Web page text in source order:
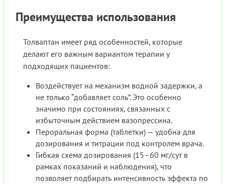
Преимущества использования
Толваптан имеет ряд особенностей, которые
делают его важным вариантом терапии у
подходящих пациентов:
Воздействует на механизм водной задержки, а
не только “добавляет соль”. Это особенно
значимо при состояниях, связанных с
избыточным действием вазопрессина.
Пероральная форма (таблетки) — удобна для
дозирования и титрации под контролем врача.
Гибкая схема дозирования (15–60 мг/сут в
рамках показаний и наблюдения), что
позволяет подбирать интенсивность эффекта по